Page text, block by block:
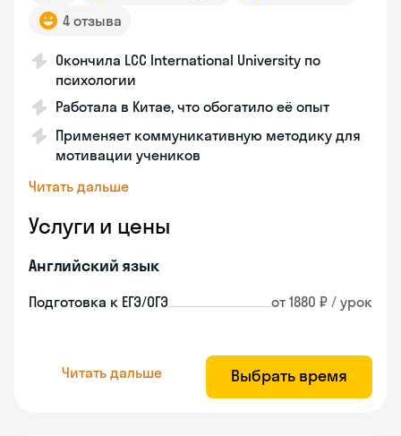
4 отзыва
Окончила LCC International University по
психологии
Работала в Китае, что обогатило её опыт
Применяет коммуникативную методику для
мотивации учеников
Читать дальше
Услуги и цены
Английский язык
Подготовка к ЕГЭ/ОГЭ от 1880 ₽ / урок
Читать дальше Выбрать время